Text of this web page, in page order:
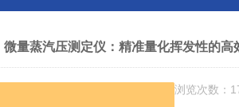
微量蒸汽压测定仪：精准量化挥发性的高
发布日期：2026-01-28 浏览次数：